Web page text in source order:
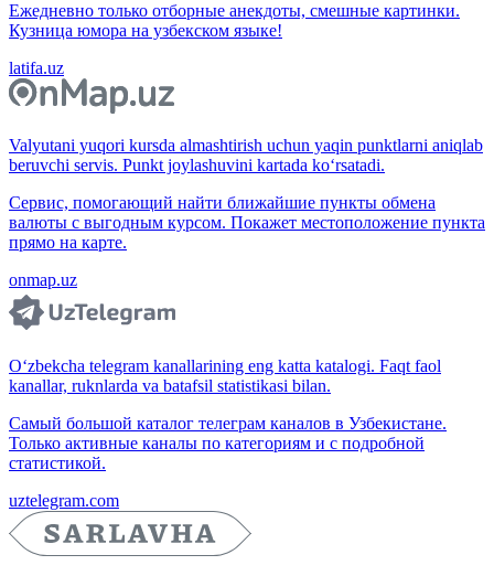
Ежедневно только отборные анекдоты, смешные картинки.
Кузница юмора на узбекском языке!
latifa.uz
Valyutani yuqori kursda almashtirish uchun yaqin punktlarni aniqlab
beruvchi servis. Punkt joylashuvini kartada ko‘rsatadi.
Сервис, помогающий найти ближайшие пункты обмена
валюты с выгодным курсом. Покажет местоположение пункта
прямо на карте.
onmap.uz
O‘zbekcha telegram kanallarining eng katta katalogi. Faqt faol
kanallar, ruknlarda va batafsil statistikasi bilan.
Самый большой каталог телеграм каналов в Узбекистане.
Только активные каналы по категориям и с подробной
статистикой.
uztelegram.com